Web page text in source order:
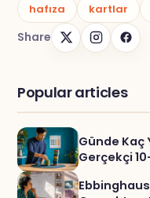
hafıza kartlar
Share
Popular articles
Günde
Gerçekçi